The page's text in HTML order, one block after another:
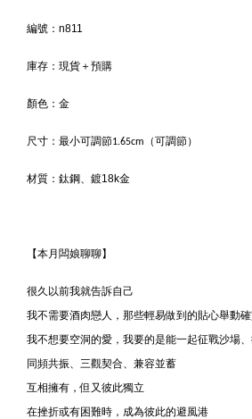
編號：n811
庫存：現貨＋預購
顏色： 金
尺寸： 最小可調節1.65cm（可調節）
材質： 鈦鋼、鍍18k金
【本月闆娘聊聊】
很久以前我就告訴自己
我不需要酒肉戀人，那些輕易做到的貼心舉動
我不想要空洞的愛，我要的是能一起征戰沙場
同頻共振、三觀契合、兼容並蓄
互相擁有，但又彼此獨立
在挫折或有困難時，成為彼此的避風港